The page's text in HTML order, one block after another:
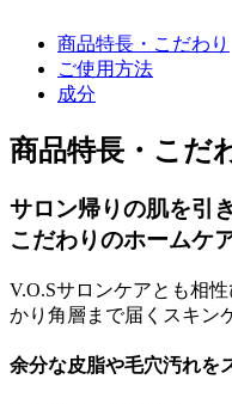
商品特長・こだわり
ご使用方法
成分
商品特長・こだ
サロン帰りの肌を引
こだわりのホームケ
V.O.Sサロンケアとも相
かり角層まで届くスキン
余分な皮脂や毛穴汚れを